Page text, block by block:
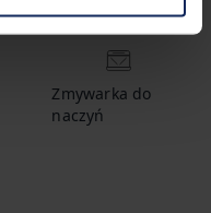
Zmywarka do
naczyń